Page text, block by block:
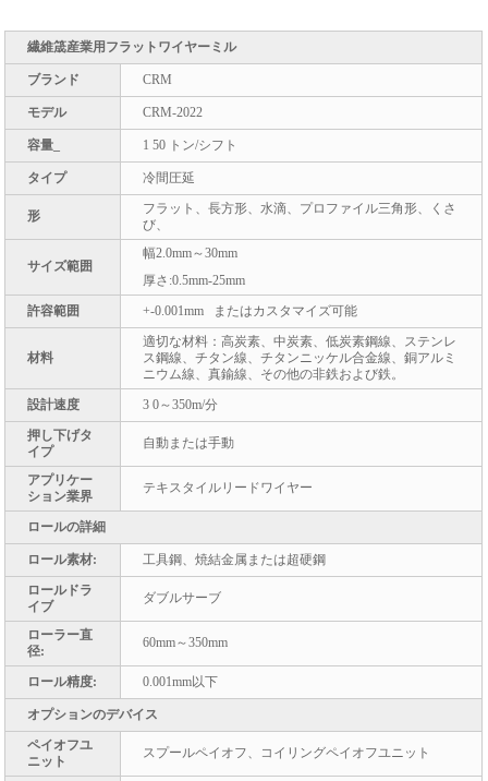
繊維筬産業用フラットワイヤーミル
ブランド CRM
モデル CRM-2022
容量_ 1 50 トン/シフト
タイプ 冷間圧延
形
フラット、長方形、水滴、プロファイル三角形、くさ
び、
サイズ範囲
幅2.0mm～30mm
厚さ:0.5mm-25mm
許容範囲
+-0.001mm またはカスタマイズ可能
材料
適切な材料：高炭素、中炭素、低炭素鋼線、ステンレ
ス鋼線、チタン線、チタンニッケル合金線、銅アルミ
ニウム線、真鍮線、その他の非鉄および鉄。
設計速度
3 0～350m/分
押し下げタ
イプ
自動または手動
アプリケー
ション業界
テキスタイルリードワイヤー
ロールの詳細
ロール素材:
工具鋼、焼結金属または超硬鋼
ロールドラ
イブ
ダブルサーブ
ローラー直
径:
60mm～350mm
ロール精度: 0.001mm以下
オプションのデバイス
ペイオフユ
ニット
スプールペイオフ、コイリングペイオフユニット